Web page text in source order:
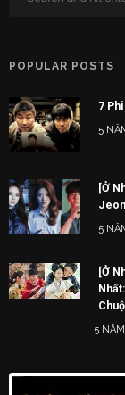
POPULAR POSTS
7
5
[Ở
5
[Ở
5